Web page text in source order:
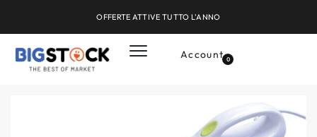
OFFERTE ATTIVE TUTTO L'ANNO
Account 0